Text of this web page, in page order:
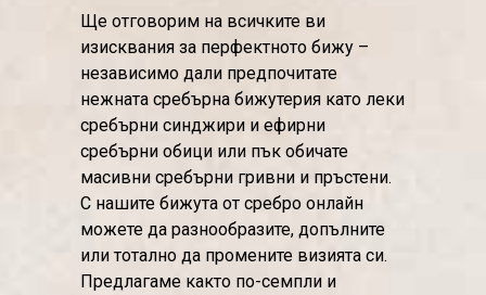
Ще отговорим на всичките ви
изисквания за перфектното бижу –
независимо дали предпочитате
нежната сребърна бижутерия като леки
сребърни синджири и ефирни
сребърни обици или пък обичате
масивни сребърни гривни и пръстени.
С нашите бижута от сребро онлайн
можете да разнообразите, допълните
или тотално да промените визията си.
Предлагаме както по-семпли и